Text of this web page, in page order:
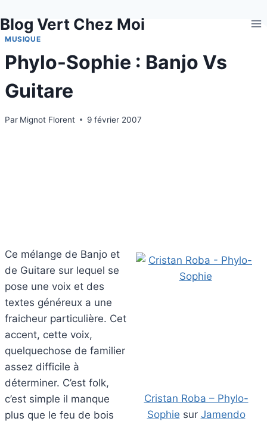
au
contenu
Blog Vert Chez Moi
MUSIQUE
Phylo-Sophie : Banjo Vs
Guitare
Par Mignot Florent 9 février 2007
Cristan Roba – Phylo-
Sophie sur Jamendo
Ce mélange de Banjo et
de Guitare sur lequel se
pose une voix et des
textes généreux a une
fraicheur particulière. Cet
accent, cette voix,
quelquechose de familier
assez difficile à
déterminer. C’est folk,
c’est simple il manque
plus que le feu de bois